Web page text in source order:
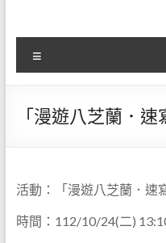
單
「漫遊八芝蘭．
活動：「漫遊八芝蘭．速
時間：112/10/24(二)